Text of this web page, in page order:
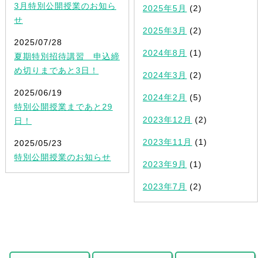
3月特別公開授業のお知ら
せ
2025/07/28
夏期特別招待講習 申込締
め切りまであと3日！
2025/06/19
特別公開授業まであと29
日！
2025/05/23
特別公開授業のお知らせ
2025年5月 (2)
2025年3月 (2)
2024年8月 (1)
2024年3月 (2)
2024年2月 (5)
2023年12月 (2)
2023年11月 (1)
2023年9月 (1)
2023年7月 (2)